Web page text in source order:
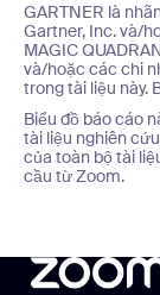
GARTNER là
Gartner, Inc. và/
MAGIC
và/hoặc các chi
trong tài liệu này.
Biểu đồ báo cáo
tài liệu nghiên
của toàn bộ tài
cầu từ Zoom.